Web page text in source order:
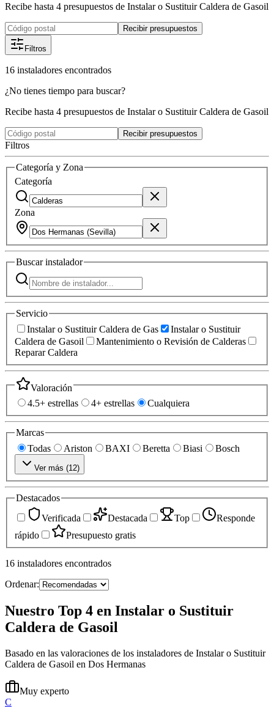
Recibe hasta 4 presupuestos de Instalar o Sustituir Caldera de Gasoil
Recibir presupuestos
Filtros
16 instaladores encontrados
¿No tienes tiempo para buscar?
Recibe hasta 4 presupuestos de Instalar o Sustituir Caldera de Gasoil
Recibir presupuestos
Filtros
Categoría y Zona
Categoría
Zona
Buscarinstalador
Servicio
Instalar o Sustituir Caldera de Gas
Instalar o Sustituir
Caldera de Gasoil
Mantenimiento o Revisión de Calderas
Reparar Caldera
Valoración
4.5+ estrellas
4+ estrellas Cualquiera
Marcas
Todas
Ariston BAXI Beretta Biasi Bosch
Ver más (12)
Destacados
Verificada
Destacada Top
Responde
rápido
Presupuesto gratis
16 instaladores encontrados
Ordenar:
Nuestro Top 4 en Instalar o Sustituir
Caldera de Gasoil
Basado en las valoraciones de los instaladores de Instalar o Sustituir
Caldera de Gasoil en Dos Hermanas
Muy experto
C